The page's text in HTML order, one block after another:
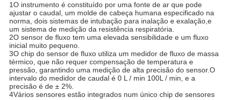
1O instrumento é constituído por uma fonte de ar que pode
ajustar o caudal, um molde de cabeça humana especificado na
norma, dois sistemas de intubação para inalação e exalação,e
um sistema de medição da resistência respiratória.
2O sensor de fluxo tem uma elevada sensibilidade e um fluxo
inicial muito pequeno.
3O chip do sensor de fluxo utiliza um medidor de fluxo de massa
térmico, que não requer compensação de temperatura e
pressão, garantindo uma medição de alta precisão do sensor.O
intervalo do medidor de caudal é 0 L / min 100L / min, e a
precisão é de ± 2%.
4Vários sensores estão integrados num único chip de sensores